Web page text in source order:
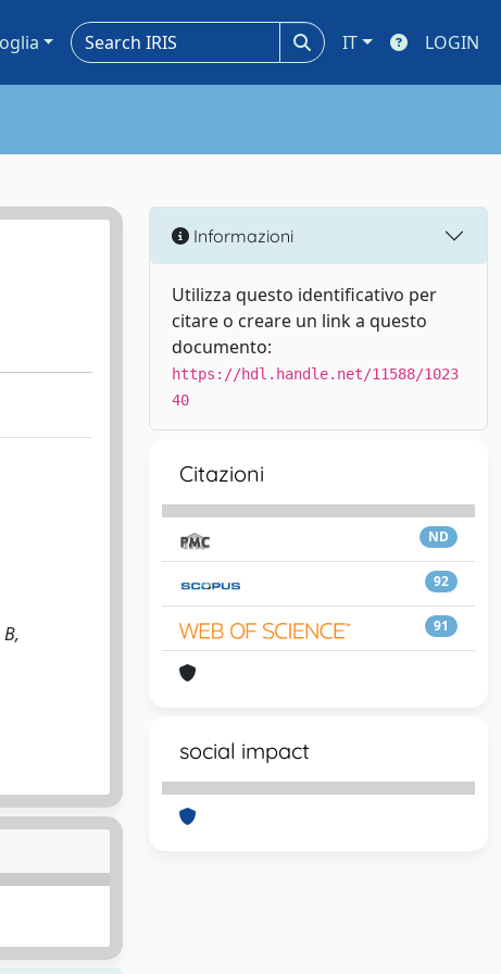
IT LOGIN
Informazioni
Utilizza questo identificativo per
citare o creare un link a questo
documento:
https://hdl.handle.net/11588/1023
40
Citazioni
ND
92
91
social impact